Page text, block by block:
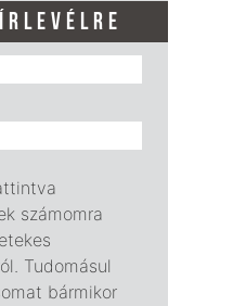
számomra
Tudomásul
bármikor